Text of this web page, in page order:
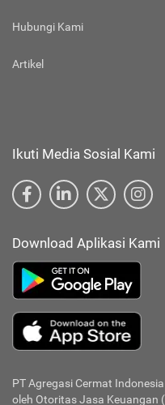
Hubungi Kami
Artikel
Ikuti Media Sosial Kami
Download Aplikasi Kami
PT Agregasi Cermat Indonesia
oleh Otoritas Jasa Keuangan